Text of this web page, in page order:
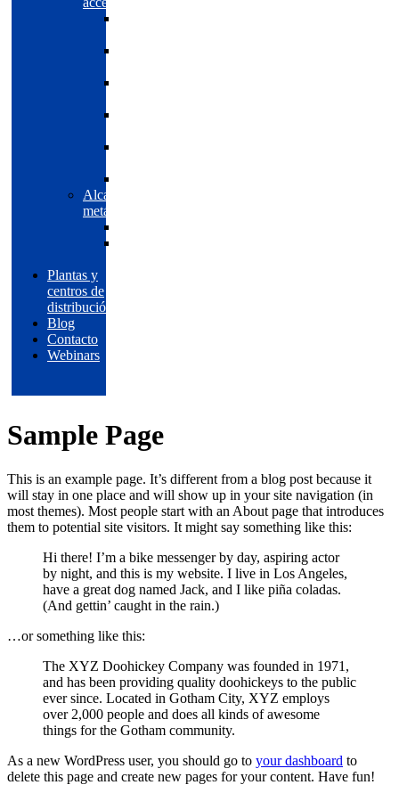
Alcantarilla
metálica
Plantas y
centros de
distribución
Blog
Contacto
Webinars
Sample Page
This is an example page. It’s different from a blog post because it
will stay in one place and will show up in your site navigation (in
most themes). Most people start with an About page that introduces
them to potential site visitors. It might say something like this:
Hi there! I’m a bike messenger by day, aspiring actor
by night, and this is my website. I live in Los Angeles,
have a great dog named Jack, and I like piña coladas.
(And gettin’ caught in the rain.)
…or something like this:
The XYZ Doohickey Company was founded in 1971,
and has been providing quality doohickeys to the public
ever since. Located in Gotham City, XYZ employs
over 2,000 people and does all kinds of awesome
things for the Gotham community.
As a new WordPress user, you should go to your dashboard to
delete this page and create new pages for your content. Have fun!